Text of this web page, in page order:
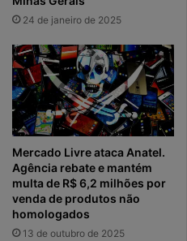
24 de janeiro de 2025
Mercado Livre ataca Anatel.
Agência rebate e mantém
multa de R$ 6,2 milhões por
venda de produtos não
homologados
13 de outubro de 2025